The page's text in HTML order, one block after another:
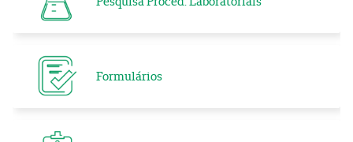
Formulários